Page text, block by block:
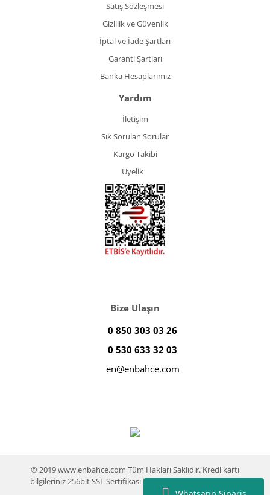
Satış Sözleşmesi
Gizlilik ve Güvenlik
İptal ve İade Şartları
Garanti Şartları
Banka Hesaplarımız
Yardım
İletişim
Sık Sorulan Sorular
Kargo Takibi
Üyelik
Bize Ulaşın
0 850 303 03 26
0 530 633 32 03
en@enbahce.com
© 2019 www.enbahce.com Tüm Hakları Saklıdır. Kredi kartı
bilgileriniz 256bit SSL Sertifikası ile %100 koruma altındadır.